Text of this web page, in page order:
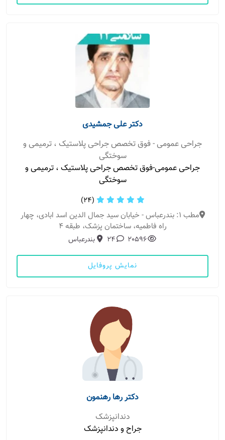
دکتر علی جمشیدی
جراحی عمومی - فوق تخصص جراحی پلاستیک ، ترمیمی و
سوختگی
جراحی عمومی-فوق تخصص جراحی پلاستیک ، ترمیمی و
سوختگی
(24)
مطب 1: بندرعباس - خیابان سید جمال الدین اسد ابادی، چهار
راه فاطمیه، ساختمان پزشک، طبقه 4
20596
24 بندرعباس
نمایش پروفایل
دکتر رها رهنمون
دندانپزشک
جراح و دندانپزشک